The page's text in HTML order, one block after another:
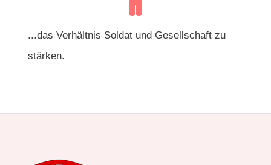
...das Verhältnis Soldat und Gesellschaft zu
stärken.